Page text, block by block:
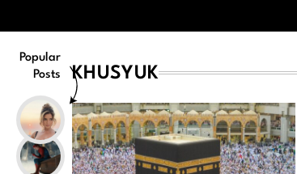
Popular
Posts
KHUSYUK